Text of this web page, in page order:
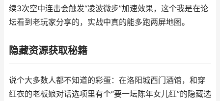
续3次空中连击会触发“凌波微步”加速效果，这个我是在论
坛看到老玩家分享的，实战中真的能多跑两屏地图。
隐藏资源获取秘籍
说个大多数人都不知道的彩蛋：在洛阳城西门酒馆，和穿
红衣的老板娘对话选项里有个“要一坛陈年女儿红”的隐藏选